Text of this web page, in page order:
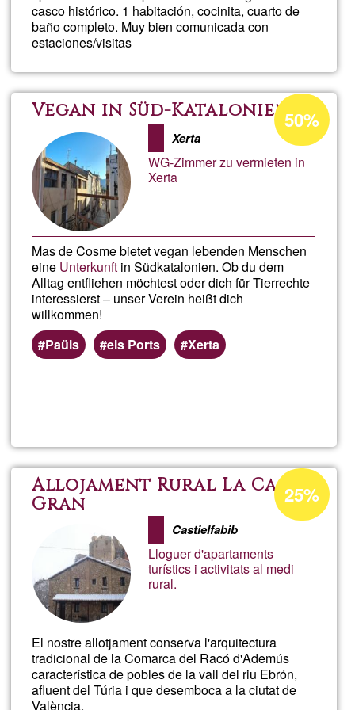
casco histórico. 1 habitación, cocinita, cuarto de
baño completo. Muy bien comunicada con
estaciones/visitas
Vegan in Süd-Katalonien
Xerta
WG-Zimmer zu vermieten in
Xerta
Mas de Cosme bietet vegan lebenden Menschen
eine Unterkunft in Südkatalonien. Ob du dem
Alltag entfliehen möchtest oder dich für Tierrechte
interessierst – unser Verein heißt dich
willkommen!
Paüls
els Ports Xerta
Percentatge
d'acceptació
de
G1
50%
in
Allojament Rural La Casa
Gran
Castielfabib
Lloguer d'apartaments
turístics i activitats al medi
rural.
El nostre allotjament conserva l'arquitectura
tradicional de la Comarca del Racó d'Ademús
característica de pobles de la vall del riu Ebrón,
afluent del Túria i que desemboca a la ciutat de
València.
Percentatge
d'acceptació
de
25%